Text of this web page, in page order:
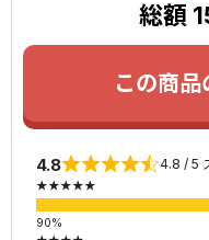
総額
この商品
4.8 4.8 / 5
★★★★★